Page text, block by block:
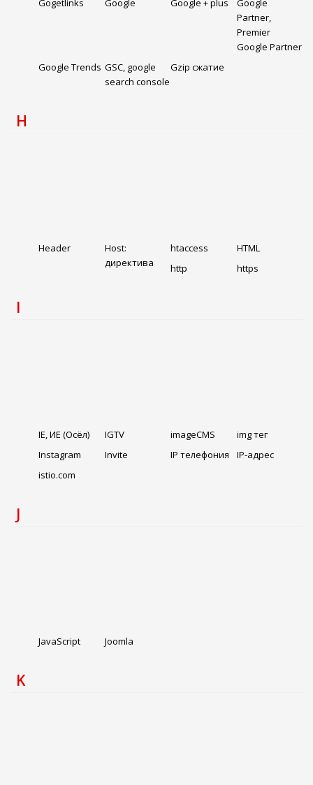
Gogetlinks Google Google + plus
Google
Partner,
Premier
Google Partner
Google Trends GSC, google
search console
Gzip сжатие
H
Header
Host:
директива
htaccess
HTML
http
https
I
IE, ИЕ (Осёл) IGTV imageCMS
img тег
Instagram
Invite IP телефония
IP-адрес
istio.com
J
JavaScript Joomla
K